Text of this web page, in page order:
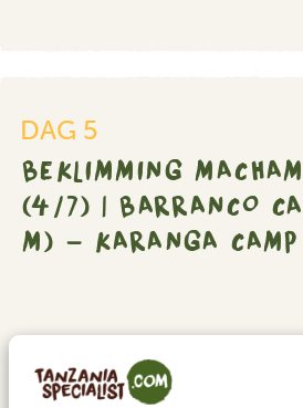
DAG 5
BEKLIMMING
(4/7) | BARRANCO
M) - KARANGA
-
Karanga
Camp
(4040
m)